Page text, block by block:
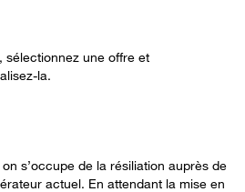
sélectionnez une offre et
la.
on s’occupe de la résiliation auprès de
actuel. En attendant la mise en